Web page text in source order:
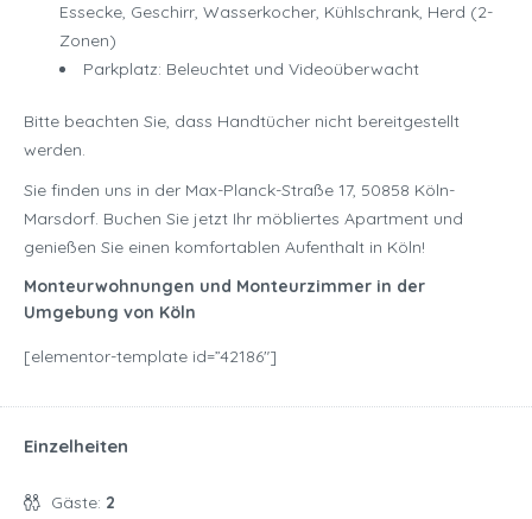
Essecke, Geschirr, Wasserkocher, Kühlschrank, Herd (2-
Zonen)
Parkplatz: Beleuchtet und Videoüberwacht
Bitte beachten Sie, dass Handtücher nicht bereitgestellt
werden.
Sie finden uns in der Max-Planck-Straße 17, 50858 Köln-
Marsdorf. Buchen Sie jetzt Ihr möbliertes Apartment und
genießen Sie einen komfortablen Aufenthalt in Köln!
Monteurwohnungen und Monteurzimmer in der
Umgebung von Köln
[elementor-template id=”42186″]
Einzelheiten
Gäste: 2